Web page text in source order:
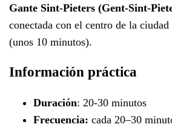
Gante Sint-Pieters (Gent-Sint-
conectada con el centro de la
(unos 10 minutos).
Información práctica
Duración: 20-30 minutos
Frecuencia: cada 20–30